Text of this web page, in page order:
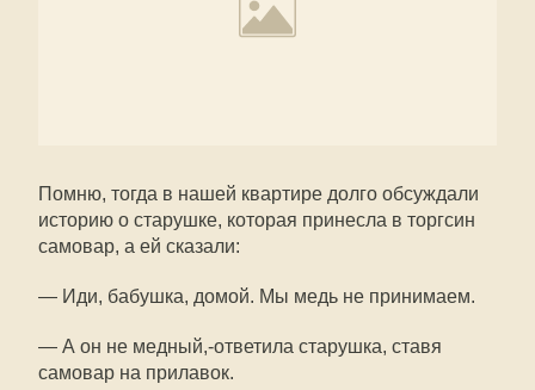
Помню, тогда в нашей квартире долго обсуждали
историю о старушке, которая принесла в торгсин
самовар, а ей сказали:
— Иди, бабушка, домой. Мы медь не принимаем.
— А он не медный,-ответила старушка, ставя
самовар на прилавок.